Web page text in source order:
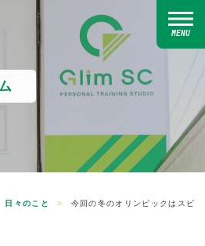
日々のこと >
今回の冬のオリンピックはスピ
MENU